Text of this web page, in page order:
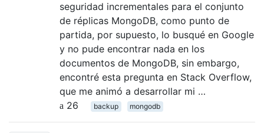
seguridad incrementales para el conjunto
de réplicas MongoDB, como punto de
partida, por supuesto, lo busqué en Google
y no pude encontrar nada en los
documentos de MongoDB, sin embargo,
encontré esta pregunta en Stack Overflow,
que me animó a desarrollar mi …
26
backup mongodb